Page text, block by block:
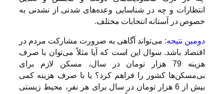
انتظارات و چه در شناسایی وعده‌های شدنی از نشدنی به
خصوص در آستانه انتخابات مختلف.
دومین نتیجه: می‌تواند آگاهی به ضرورت مشارکت مردم در
اقتصاد باشد. سوال این است که آیا مثلاً می‌توان با صرف
هزینه 79 هزار تومان در سال، مسکن لازم برای
بی‌مسکن‌ها کشور را فراهم کرد؟ یا با صرف هزینه کمی
بیش از 6 هزار تومان در سال برای هر نفر، محیط زیستی